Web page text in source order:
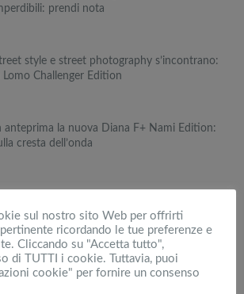
prendi nota
style e street photography s’incontrano:
Lomo Challenger Edition
anteprima la nuova Diana F+ Nami Edition:
cresta dell’onda
un’estate
o amatore? Come scegliere una
fotografica
sul nostro sito Web per offrirti
pertinente ricordando le tue preferenze e
Cliccando su "Accetta tutto",
di TUTTI i cookie. Tuttavia, puoi
cookie" per fornire un consenso